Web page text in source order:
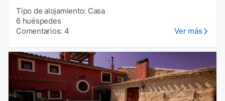
Tipo de alojamiento: Casa
6 huéspedes
Comentarios: 4
Ver más